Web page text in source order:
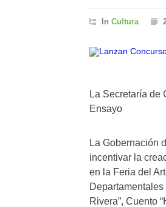
In Cultura
La Secretaría de
Ensayo
La Gobernación
incentivar la
en la Feria del
Rivera”, Cuento